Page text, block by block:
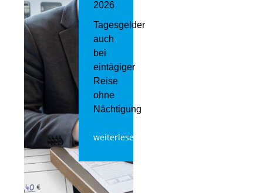
2026
Tagesgelder
auch
bei
eintägiger
Reise
ohne
Nächtigung
weiterlesen